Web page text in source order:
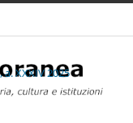
XXXIV 2025 /